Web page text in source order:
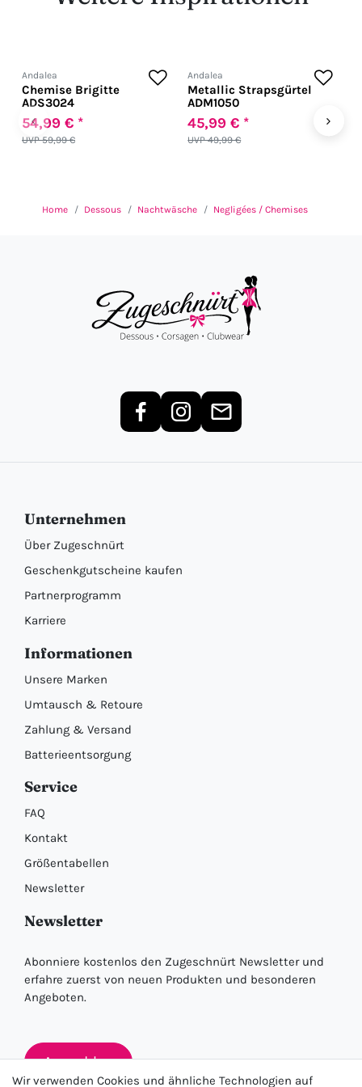
‹
Andalea
Chemise Brigitte
ADS3024
UVP 59,99 €
54,99 € *
Andalea
Metallic Strapsgürtel
ADM1050
UVP 49,99 €
45,99 € * ›
Home Dessous Nachtwäsche Negligées / Chemises
Unternehmen
Über Zugeschnürt
Geschenkgutscheine kaufen
Partnerprogramm
Karriere
Informationen
Unsere Marken
Umtausch & Retoure
Zahlung & Versand
Batterieentsorgung
Service
FAQ
Kontakt
Größentabellen
Newsletter
Newsletter
Abonniere kostenlos den Zugeschnürt Newsletter und
erfahre zuerst von neuen Produkten und besonderen
Angeboten.
Anmelden
Wir verwenden Cookies und ähnliche Technologien auf